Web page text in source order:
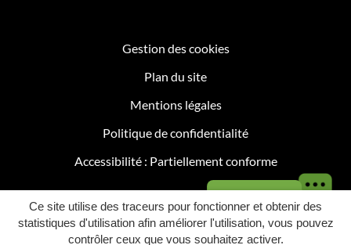
Ce site utilise des traceurs pour fonctionner et obtenir des
statistiques d'utilisation afin améliorer l'utilisation, vous pouvez
contrôler ceux que vous souhaitez activer.
Gestion des cookies
Plan du site
Mentions légales
Politique de confidentialité
Accessibilité : Partiellement conforme
Besoin d'aide ?